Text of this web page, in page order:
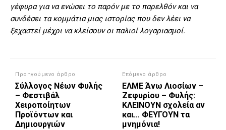
γέφυρα για να ενώσει το παρόν με το παρελθόν και να
συνδέσει τα κομμάτια μιας ιστορίας που δεν λέει να
ξεχαστεί μέχρι να κλείσουν οι παλιοί λογαριασμοί.
Προηγούμενο άρθρο
Σύλλογος Νέων Φυλής
– Φεστιβάλ
Χειροποίητων
Προϊόντων και
Δημιουργιών
Επόμενο άρθρο
ΕΛΜΕ Άνω Λιοσίων –
Ζεφυρίου – Φυλής:
ΚΛΕΙΝΟΥΝ σχολεία αν
και… ΦΕΥΓΟΥΝ τα
μνημόνια!